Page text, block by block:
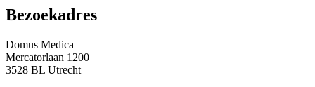
Bezoekadres
Domus Medica
Mercatorlaan 1200
3528 BL Utrecht